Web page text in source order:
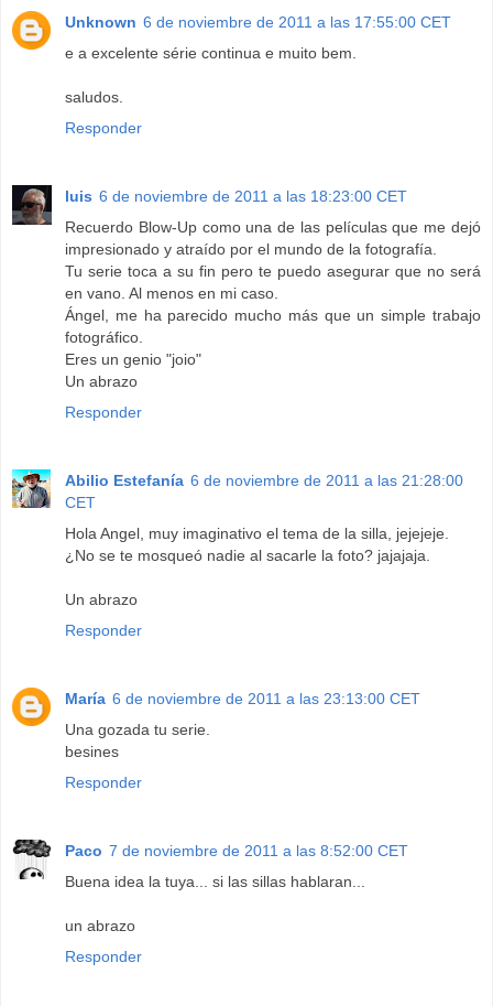
Unknown 6 de noviembre de 2011 a las 17:55:00 CET
e a excelente série continua e muito bem.
saludos.
Responder
luis 6 de noviembre de 2011 a las 18:23:00 CET
Recuerdo Blow-Up como una de las películas que me dejó
impresionado y atraído por el mundo de la fotografía.
Tu serie toca a su fin pero te puedo asegurar que no será
en vano. Al menos en mi caso.
Ángel, me ha parecido mucho más que un simple trabajo
fotográfico.
Eres un genio "joio"
Un abrazo
Responder
Abilio Estefanía 6 de noviembre de 2011 a las 21:28:00
CET
Hola Angel, muy imaginativo el tema de la silla, jejejeje.
¿No se te mosqueó nadie al sacarle la foto? jajajaja.
Un abrazo
Responder
María 6 de noviembre de 2011 a las 23:13:00 CET
Una gozada tu serie.
besines
Responder
Paco 7 de noviembre de 2011 a las 8:52:00 CET
Buena idea la tuya... si las sillas hablaran...
un abrazo
Responder